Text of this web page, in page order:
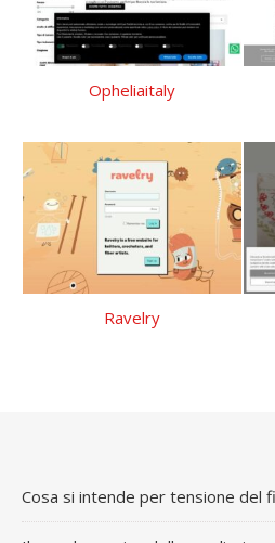
Opheliaitaly
Ravelry
Cosa si intende per tensione del